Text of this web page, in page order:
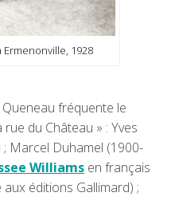
1928
fréquente le
du Château » : Yves
Marcel Duhamel (1900-
Williams en français
éditions Gallimard) ;